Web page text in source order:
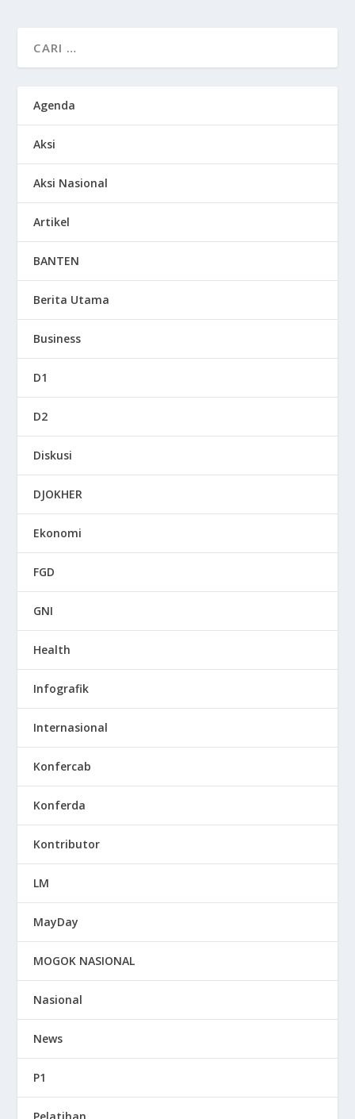
Agenda
Aksi
Aksi Nasional
Artikel
BANTEN
Berita Utama
Business
D1
D2
Diskusi
DJOKHER
Ekonomi
FGD
GNI
Health
Infografik
Internasional
Konfercab
Konferda
Kontributor
LM
MayDay
MOGOK NASIONAL
Nasional
News
P1
Pelatihan